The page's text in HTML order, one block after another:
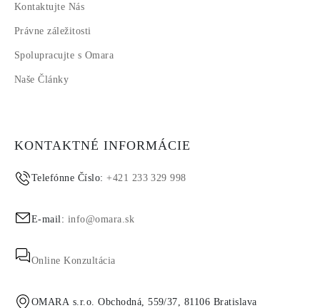
Kontaktujte Nás
Právne záležitosti
Spolupracujte s Omara
Naše Články
KONTAKTNÉ INFORMÁCIE
Telefónne Číslo:+421 233 329 998
E-mail: info@omara.sk
Online Konzultácia
OMARA s.r.o. Obchodná, 559/37, 81106 Bratislava